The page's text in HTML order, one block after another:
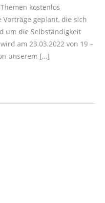
kostenlos
geplant, die sich
um die Selbständigkeit
am 23.03.2022 von 19 –
unserem […]